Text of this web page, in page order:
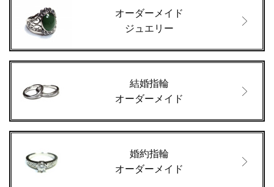
オーダーメイド
ジュエリー
結婚指輪
オーダーメイド
婚約指輪
オーダーメイド